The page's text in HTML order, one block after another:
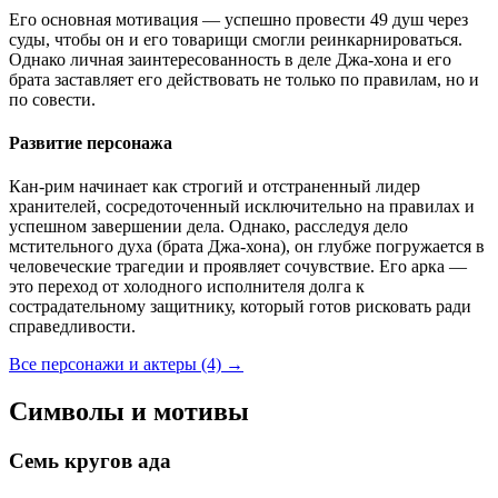
Его основная мотивация — успешно провести 49 душ через
суды, чтобы он и его товарищи смогли реинкарнироваться.
Однако личная заинтересованность в деле Джа-хона и его
брата заставляет его действовать не только по правилам, но и
по совести.
Развитие персонажа
Кан-рим начинает как строгий и отстраненный лидер
хранителей, сосредоточенный исключительно на правилах и
успешном завершении дела. Однако, расследуя дело
мстительного духа (брата Джа-хона), он глубже погружается в
человеческие трагедии и проявляет сочувствие. Его арка —
это переход от холодного исполнителя долга к
сострадательному защитнику, который готов рисковать ради
справедливости.
Все персонажи и актеры (4) →
Символы и мотивы
Семь кругов ада